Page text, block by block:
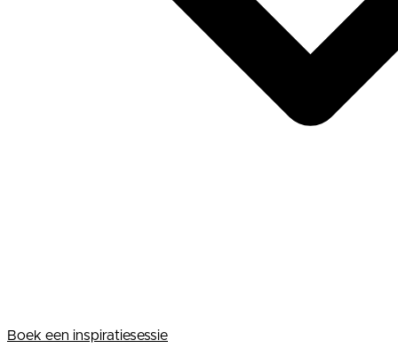
Boek een inspiratiesessie